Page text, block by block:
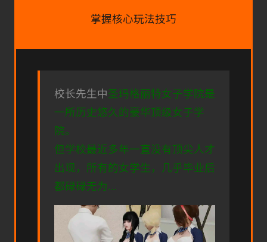
掌握核心玩法技巧
校长先生中圣玛格丽特女子学院是
一所历史悠久的豪华顶级女子学
院。
但学校最近多年一直没有顶尖人才
出现，所有的女学生，几乎毕业后
都碌碌无为...